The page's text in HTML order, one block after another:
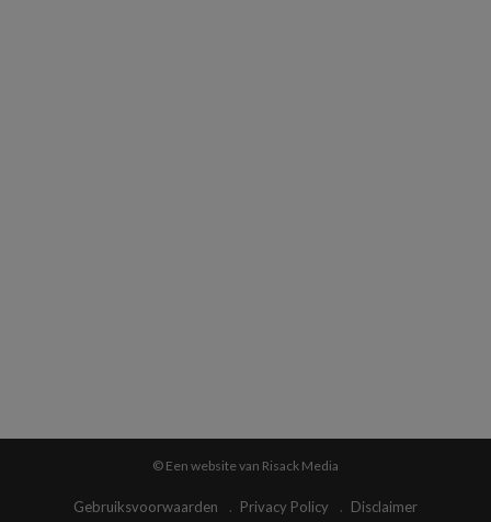
© Een website van Risack Media
Gebruiksvoorwaarden Privacy Policy Disclaimer